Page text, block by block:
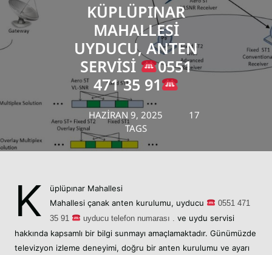
KÜPLÜPINAR
MAHALLESI
UYDUCU, ANTEN
SERVISI
0551
471 35 91
HAZIRAN 9, 2025
17
TAGS
K
üplüpınar Mahallesi
Mahallesi çanak anten kurulumu, uyducu 0551 471
35 91
uyducu telefon numarası . ve uydu servisi
hakkında kapsamlı bir bilgi sunmayı amaçlamaktadır. Günümüzde
televizyon izleme deneyimi, doğru bir anten kurulumu ve ayarı